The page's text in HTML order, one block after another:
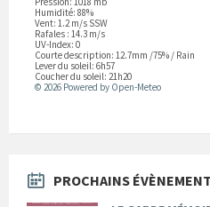
Humidité: 88%
Vent: 1.2 m/s SSW
Rafales : 14.3 m/s
UV-Index: 0
Courte description: 12.7mm /75% / Rain
Lever du soleil: 6h57
Coucher du soleil: 21h20
© 2026 Powered by Open-Meteo
PROCHAINS